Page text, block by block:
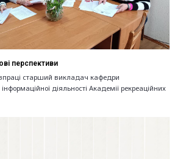
перспективи
старший викладач кафедри
діяльності Академії рекреаційних